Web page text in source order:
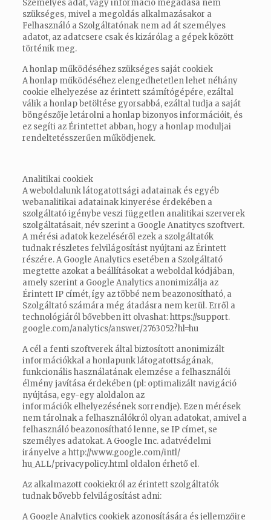
Személyes adat, vagy információ megadása nem
szükséges, mivel a megoldás alkalmazásakor a
Felhasználó a Szolgáltatónak nem ad át személyes
adatot, az adatcsere csak és kizárólag a gépek között
történik meg.
A honlap működéséhez szükséges saját cookiek
A honlap működéséhez elengedhetetlen lehet néhány
cookie elhelyezése az érintett számítógépére, ezáltal
válik a honlap betöltése gyorsabbá, ezáltal tudja a saját
böngészője letárolni a honlap bizonyos információit, és
ez segíti az Érintettet abban, hogy a honlap moduljai
rendeltetésszerűen működjenek.
Analitikai cookiek
A weboldalunk látogatottsági adatainak és egyéb
webanalitikai adatainak kinyerése érdekében a
szolgáltató igénybe veszi független analitikai szerverek
szolgáltatásait, név szerint a Google Anatitycs szoftvert.
A mérési adatok kezeléséről ezek a szolgáltatók
tudnak részletes felvilágosítást nyújtani az Érintett
részére. A Google Analytics esetében a Szolgáltató
megtette azokat a beállításokat a weboldal kódjában,
amely szerint a Google Analytics anonimizálja az
Érintett IP címét, így az többé nem beazonosítható, a
Szolgáltató számára még átadásra nem kerül. Erről a
technológiáról bővebben itt olvashat:https://support.
google.com/analytics/answer/2763052?hl=hu
A cél a fenti szoftverek által biztosított anonimizált
információkkal a honlapunk látogatottságának,
funkcionális használatának elemzése a felhasználói
élmény javítása érdekében (pl: optimalizált navigáció
nyújtása, egy-egy aloldalon az
információk elhelyezésének sorrendje). Ezen mérések
nem tárolnak a felhasználókról olyan adatokat, amivel a
felhasználó beazonosítható lenne, se IP címet, se
személyes adatokat. A Google Inc. adatvédelmi
irányelve ahttp://www.google.com/intl/
hu_ALL/privacypolicy.html oldalon érhető el.
Az alkalmazott cookiekról az érintett szolgáltatók
tudnak bővebb felvilágosítást adni:
A Google Analytics cookiek azonosítására és jellemzőire